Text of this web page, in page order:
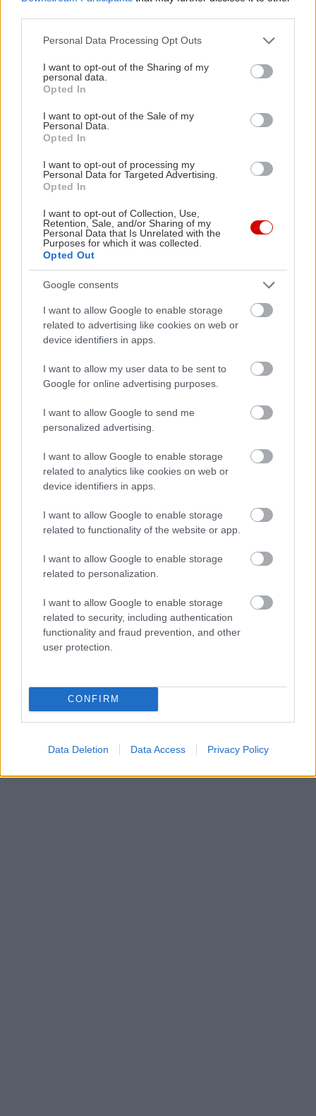
Please note that this website/app uses one or more Google
not limited to your visit or usage behaviour. You may click to
grant or deny consent to Google and its third-party tags to
use your data for below specified purposes in below Google
consent section.
Personal Data Processing Opt Outs
I want to opt-out of the Sharing of my
personal data.
Opted In
I want to opt-out of the Sale of my
Personal Data.
Opted In
I want to opt-out of processing my
Personal Data for Targeted Advertising.
Opted In
I want to opt-out of Collection, Use,
Retention, Sale, and/or Sharing of my
Personal Data that Is Unrelated with the
Purposes for which it was collected.
Opted Out
Google consents
I want to allow Google to enable storage
related to advertising like cookies on web or
device identifiers in apps.
I want to allow my user data to be sent to
Google for online advertising purposes.
I want to allow Google to send me
personalized advertising.
I want to allow Google to enable storage
related to analytics like cookies on web or
device identifiers in apps.
I want to allow Google to enable storage
related to functionality of the website or app.
I want to allow Google to enable storage
related to personalization.
I want to allow Google to enable storage
related to security, including authentication
functionality and fraud prevention, and other
user protection.
CONFIRM
Data Deletion Data Access Privacy Policy
θα βρείτε κι απ’ αυτά
Στη Βελίκα, στη Μεσσηνία
Θα βουτήξετε σε:2 ώρες και 40 λεπτά
Χάρτης εδώ
Βελίκα έχει να υπερηφανεύεται για τον σχετικά
σπάνιο συνδυασμό αμμουδιά-δέντρα που φτάνουν
σχεδόν στο κύμα και προσφέρουν απλόχερα τη
σκιά τους –η οποία, κακά τα ψέματα, δεν
συγκρίνεται με καμιάς ομπρέλας. Η παραλία, με
την χρυσαφένια άμμο και τα καταγάλανα νερά
της, είναι μισοκρυμμένη πίσω από μια μεγάλη
έκταση με καλαμιές, δυόμισι χιλιόμετρα έξω από
τον ομώνυμο οικισμό. Ένα beach bar στην άκρη
της φροντίζει για τα απαραίτητα εφόδια, αλλά η
έκτασή της εγγυάται πως αν λαχταράτε ησυχία
βρείτε. Περισσότερα για την Καλαμάτα και τις
παραλίες τηςέχουμε εδώ.